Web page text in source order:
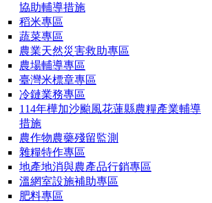
協助輔導措施
稻米專區
蔬菜專區
農業天然災害救助專區
農場輔導專區
臺灣米標章專區
冷鏈業務專區
114年樺加沙颱風花蓮縣農糧產業輔導
措施
農作物農藥殘留監測
雜糧特作專區
地產地消與農產品行銷專區
溫網室設施補助專區
肥料專區